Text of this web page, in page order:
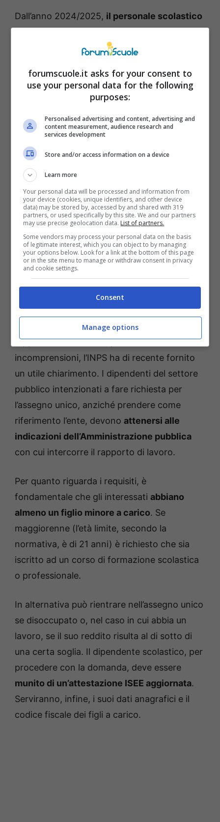
Dall’anno 2024/2025, il personale scolastico
assegno unico.
Ciò è dovuto ad una
coinvolti sono i docenti (che siano insegnanti
di ruolo o precari) e il personale ATA (ossia
collaboratori scolastici).
Assegno unico 2025, in arrivo l’aumento per i dipendenti
Per beneficiare dell’incentivo è necessario
rispettare alcuni requisiti e presentare
l’apposita domanda. E, per evitare
incomprensioni, l’INPS ha di recente fornito
un utile chiarimento. I dipendenti del settore
pubblico intenzionati a fare richiesta per
l’assegno unico, anziché prendere come
riferimento l’ente, devono attenersi alle
indicazioni dell’Amministrazione pubblica
con cui intercorre il rapporto di lavoro.
Per quanto riguarda i requisiti, è
fondamentale che gli interessati abbiano
almeno un figlio minore a carico. Se
maggiorenne (l’età limite, secondo la
normativa, è di 21 anni) è richiesto che sia
iscritto ad un corso di formazione scolastica
o professionale.
In alternativa può rientrare nell’assegno unico
se disoccupato o, nel caso in cui abbia un
lavoro, se il suo reddito risulta al di sotto di
una certa soglia. Il dipendente scolastico, per
procedere con la domanda, deve essere
munito di un’attestazione ISEE aggiornata.
Serviranno, infine, i suoi dati anagrafici e il
codice fiscale dei figli a carico.
forumscuole.it asks for your consent to
use your personal data for the following
purposes:
Personalised advertising and content, advertising and
content measurement, audience research and
services development
Store and/or access information on a device
Learn more
Your personal data will be processed and information from
your device (cookies, unique identifiers, and other device
data) may be stored by, accessed by and shared with 319
partners, or used specifically by this site. We and our partners
may use precise geolocation data. List of partners.
Some vendors may process your personal data on the basis
of legitimate interest, which you can object to by managing
your options below. Look for a link at the bottom of this page
or in the site menu to manage or withdraw consent in privacy
and cookie settings.
Consent
Manage options